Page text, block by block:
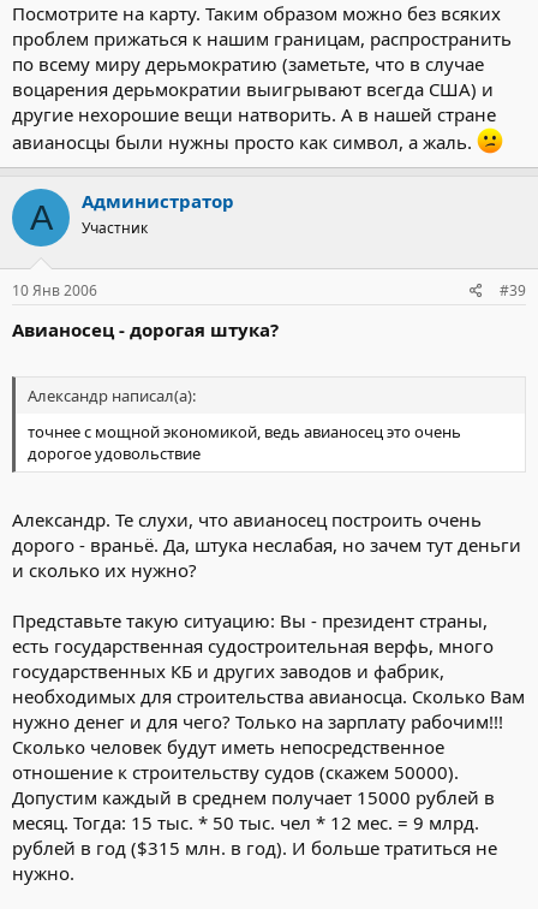
Посмотрите на карту. Таким образом можно без всяких
проблем прижаться к нашим границам, распространить
по всему миру дерьмократию (заметьте, что в случае
воцарения дерьмократии выигрывают всегда США) и
другие нехорошие вещи натворить. А в нашей стране
авианосцы были нужны просто как символ, а жаль.
А Администратор
Участник
10 Янв 2006 #39
Авианосец - дорогая штука?
Александр написал(а):
точнее с мощной экономикой, ведь авианосец это очень
дорогое удовольствие
Александр. Те слухи, что авианосец построить очень
дорого - враньё. Да, штука неслабая, но зачем тут деньги
и сколько их нужно?
Представьте такую ситуацию: Вы - президент страны,
есть государственная судостроительная верфь, много
государственных КБ и других заводов и фабрик,
необходимых для строительства авианосца. Сколько Вам
нужно денег и для чего? Только на зарплату рабочим!!!
Сколько человек будут иметь непосредственное
отношение к строительству судов (скажем 50000).
Допустим каждый в среднем получает 15000 рублей в
месяц. Тогда: 15 тыс. * 50 тыс. чел * 12 мес. = 9 млрд.
рублей в год ($315 млн. в год). И больше тратиться не
нужно.